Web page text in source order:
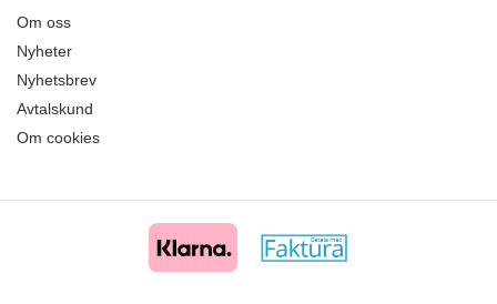
Om oss
Nyheter
Nyhetsbrev
Avtalskund
Om cookies